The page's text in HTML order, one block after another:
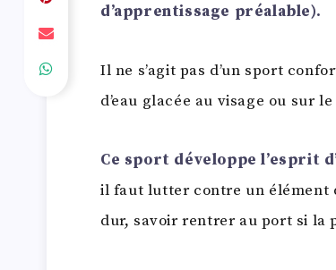
d’apprentissage préalable).
Il ne s’agit pas d’un sport
d’eau glacée au visage ou sur
Ce sport développe l’esprit
il faut lutter contre un élément
dur, savoir rentrer au port si la